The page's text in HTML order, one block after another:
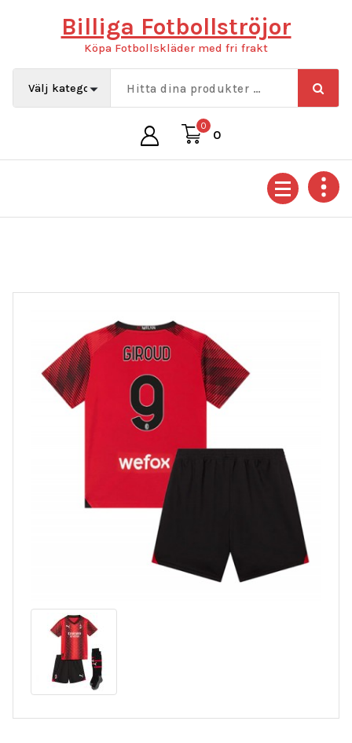
Billiga Fotbollströjor
Köpa Fotbollskläder med fri frakt
0
0